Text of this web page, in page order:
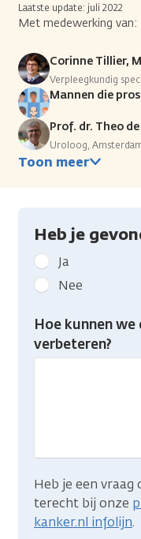
Laatste update: juli 2022
Met medewerking van:
Corinne Tillier,
Verpleegkundig
Mannen die
Prof. dr. Theo
Uroloog,
Toon meer
Heb je
Geef
kanker.nl
feedback:
Heb
gevonden
Ja
Nee
Hoe kunnen
verbeteren?
Heb je een vraag
terecht bij onze
kanker.nl infolijn.